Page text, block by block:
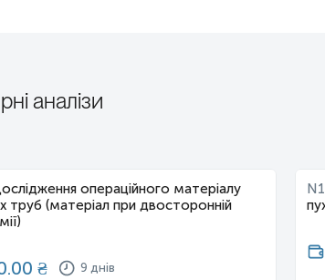
аналізи
операційного матеріалу
труб (матеріал при двосторонній
₴ 9 днів